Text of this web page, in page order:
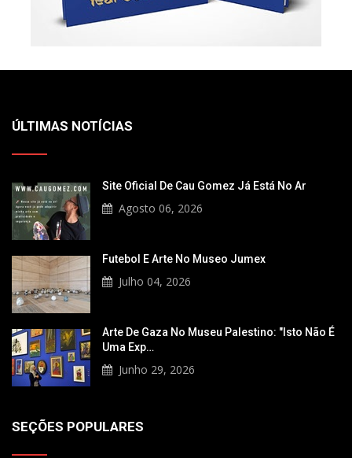
ÚLTIMAS NOTÍCIAS
Site Oficial De Cau Gomez Já Está No Ar
Agosto 06, 2026
Futebol E Arte No Museo Jumex
Julho 04, 2026
Arte De Gaza No Museu Palestino: "Isto Não É
Uma Exp…
Junho 29, 2026
SEÇÕES POPULARES